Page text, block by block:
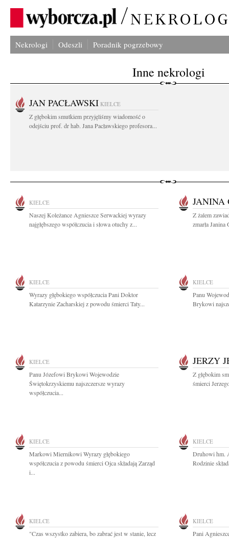
Nekrologi Odeszli Poradnik pogrzebowy
Inne nekrologi
JAN PACŁAWSKI KIELCE
Z głębokim smutkiem przyjęliśmy wiadomość o
odejściu prof. dr hab. Jana Pacławskiego profesora...
KIELCE
Naszej Koleżance Agnieszce Serwackiej wyrazy
najgłębszego współczucia i słowa otuchy z...
JANINA
Z żalem
zmarła
KIELCE
Wyrazy głębokiego współczucia Pani Doktor
Katarzynie Zacharskiej z powodu śmierci Taty...
KIELCE
Panu
Brykowi
KIELCE
Panu Józefowi Brykowi Wojewodzie
Świętokrzyskiemu najszczersze wyrazy
współczucia...
JERZY
Z głębokim
śmierci
KIELCE
Markowi Miernikowi Wyrazy głębokiego
współczucia z powodu śmierci Ojca składają Zarząd
i...
KIELCE
Druhowi hm.
Rodzinie
KIELCE
"Czas wszystko zabiera, bo zabrać jest w stanie, lecz
KIELCE
Pani